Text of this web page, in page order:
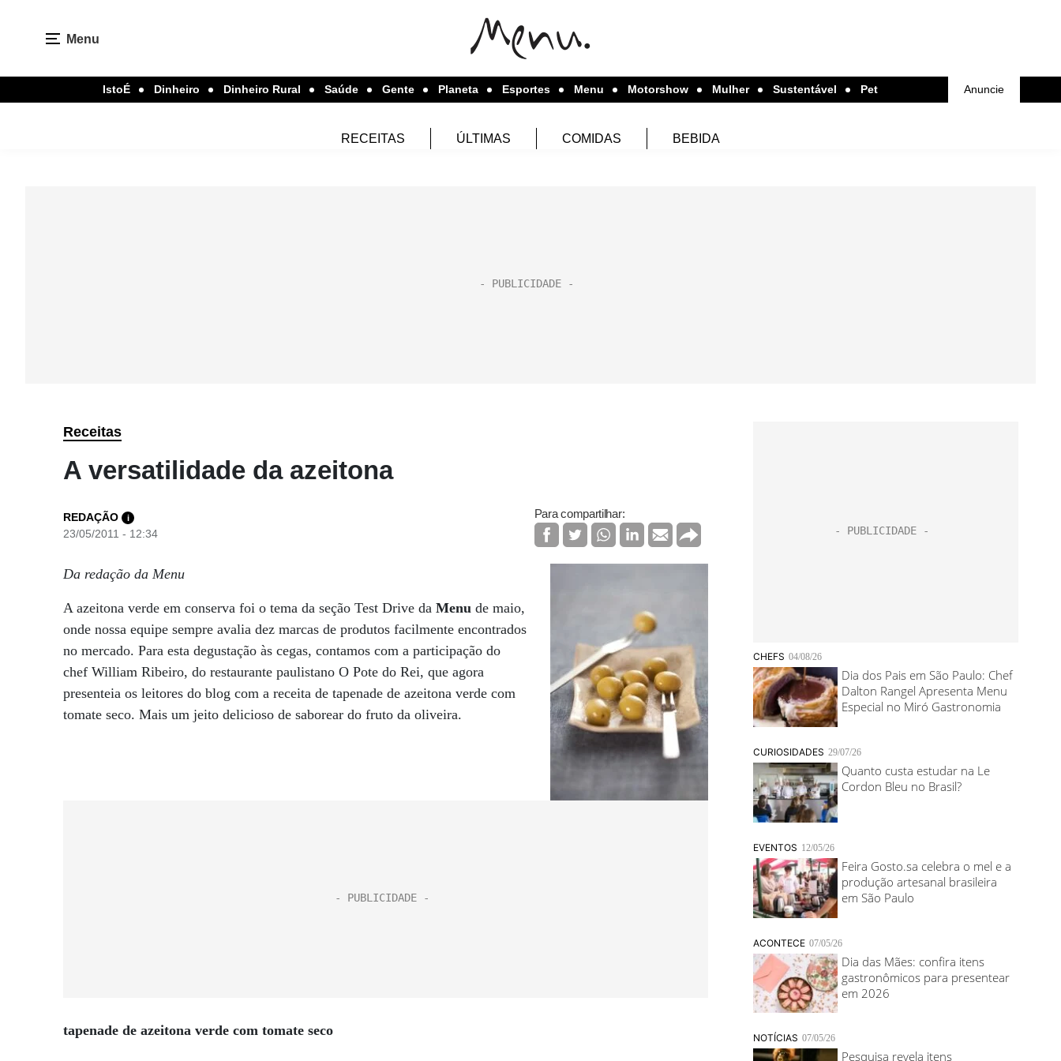
Menu
IstoÉ Dinheiro Dinheiro Rural Saúde Gente Planeta Esportes Menu Motorshow Mulher Sustentável Pet Anuncie
RECEITAS ÚLTIMAS COMIDAS BEBIDA
Receitas
A versatilidade da azeitona
REDAÇÃO i
23/05/2011 - 12:34
Para compartilhar:
Da redação da Menu
A azeitona verde em conserva foi o tema da seção Test Drive da Menu de maio,
onde nossa equipe sempre avalia dez marcas de produtos facilmente encontrados
no mercado. Para esta degustação às cegas, contamos com a participação do
chef William Ribeiro, do restaurante paulistano O Pote do Rei, que agora
presenteia os leitores do blog com a receita de tapenade de azeitona verde com
tomate seco. Mais um jeito delicioso de saborear do fruto da oliveira.
tapenade de azeitona verde com tomate seco